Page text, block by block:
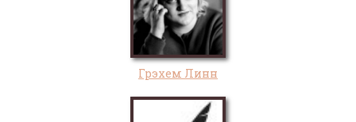
Грэхем Линн